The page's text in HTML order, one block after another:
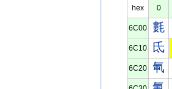
hex 0
6C00 氀
6C10 氐
6C20 氠